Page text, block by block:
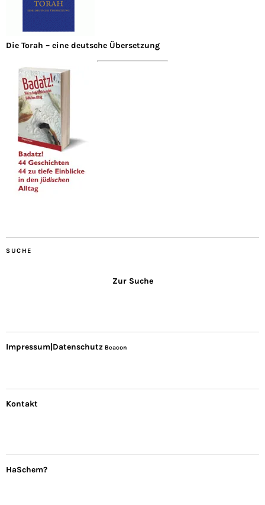
Die Torah – eine deutsche Übersetzung
SUCHE
Zur Suche
Impressum|Datenschutz Beacon
Kontakt
HaSchem?